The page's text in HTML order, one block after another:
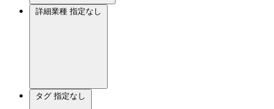
詳細業種 指定なし
タグ 指定なし